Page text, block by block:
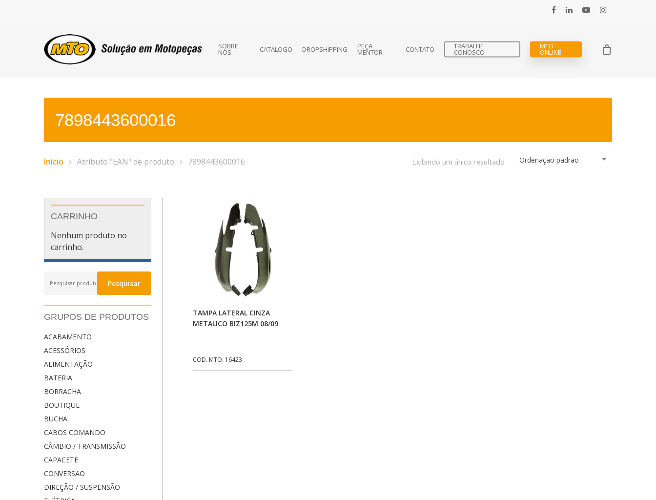
SOBRE
NÓS CATÁLOGO DROPSHIPPING PEÇA
MENTOR CONTATO TRABALHE
CONOSCO
MTO
ONLINE
7898443600016
Ordenação padrão
Exibindo um único resultado
Início Atributo "EAN" de produto 7898443600016
CARRINHO
Nenhum produto no
carrinho.
por:
Pesquisar
GRUPOS DE PRODUTOS
ACABAMENTO
ACESSÓRIOS
ALIMENTAÇÃO
BATERIA
BORRACHA
BOUTIQUE
BUCHA
CABOS COMANDO
CÂMBIO / TRANSMISSÃO
CAPACETE
CONVERSÃO
DIREÇÃO / SUSPENSÃO
Adicionar Ao Carrinho
TAMPA LATERAL CINZA
METALICO BIZ125M 08/09
COD. MTO: 16423